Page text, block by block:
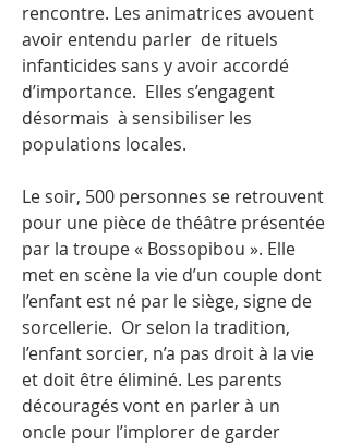
rencontre. Les animatrices avouent
avoir entendu parler de rituels
infanticides sans y avoir accordé
d’importance. Elles s’engagent
désormais à sensibiliser les
populations locales.
Le soir, 500 personnes se retrouvent
pour une pièce de théâtre présentée
par la troupe « Bossopibou ». Elle
met en scène la vie d’un couple dont
l’enfant est né par le siège, signe de
sorcellerie. Or selon la tradition,
l’enfant sorcier, n’a pas droit à la vie
et doit être éliminé. Les parents
découragés vont en parler à un
oncle pour l’implorer de garder